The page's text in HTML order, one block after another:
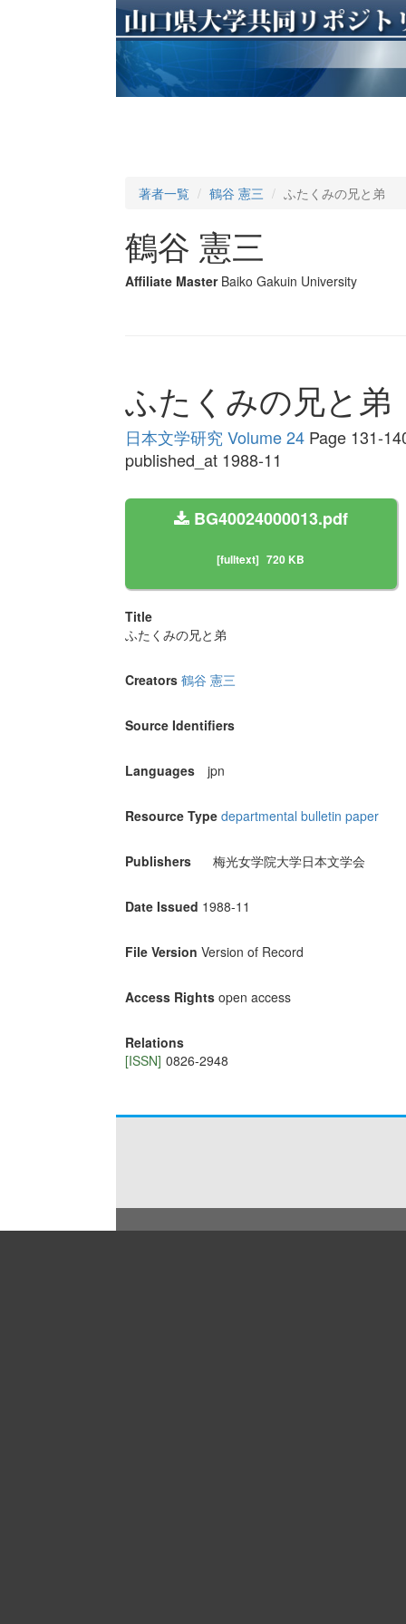
著者一覧 鶴谷 憲三 ふたくみの兄と弟
鶴谷 憲三
Affiliate Master Baiko Gakuin University
ふたくみの兄と弟
日本文学研究 Volume 24Page 131-
published_at 1988-11
BG40024000013.pdf
[fulltext] 720 KB
Title
ふたくみの兄と弟
Creators 鶴谷 憲三
Source Identifiers
Languages jpn
Resource Type departmental bulletin paper
Publishers 梅光女学院大学日本文学会
Date Issued 1988-11
File Version Version of Record
Access Rights open access
Relations
[ISSN] 0826-2948